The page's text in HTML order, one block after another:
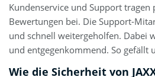
Kundenservice und Support tragen
Bewertungen bei. Die Support-
und schnell weitergeholfen. Dabei
und entgegenkommend. So gefällt
Wie die Sicherheit von